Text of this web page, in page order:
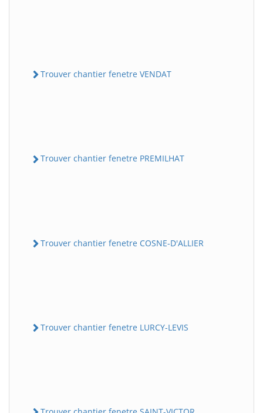
Trouver chantier fenetre VENDAT
Trouver chantier fenetre PREMILHAT
Trouver chantier fenetre COSNE-D'ALLIER
Trouver chantier fenetre LURCY-LEVIS